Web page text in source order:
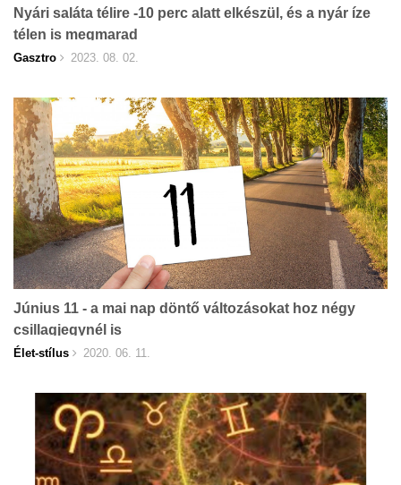
Nyári saláta télire -10 perc alatt elkészül, és a nyár íze
télen is megmarad
Gasztro 2023. 08. 02.
Június 11 - a mai nap döntő változásokat hoz négy
csillagjegynél is
Élet-stílus 2020. 06. 11.